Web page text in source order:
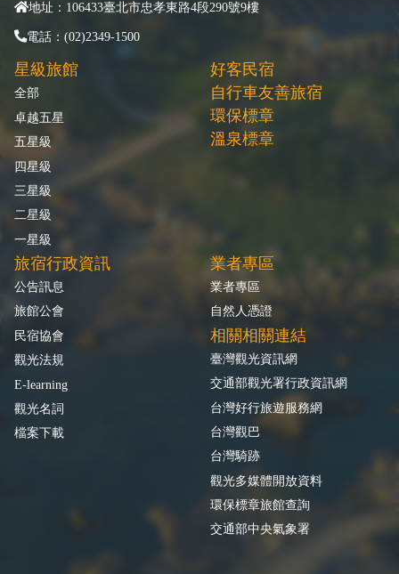
地址：106433臺北市忠孝東路4段290號9樓
電話：(02)2349-1500
星級旅館
全部
卓越五星
五星級
四星級
三星級
二星級
一星級
好客民宿
自行車友善旅宿
環保標章
溫泉標章
旅宿行政資訊
公告訊息
旅館公會
民宿協會
觀光法規
E-learning
觀光名詞
檔案下載
業者專區
業者專區
自然人憑證
相關相關連結
臺灣觀光資訊網
交通部觀光署行政資訊網
台灣好行旅遊服務網
台灣觀巴
台灣騎跡
觀光多媒體開放資料
環保標章旅館查詢
交通部中央氣象署